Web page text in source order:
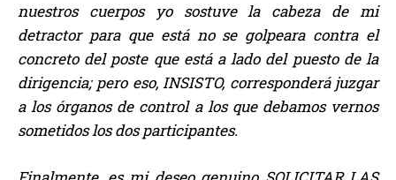
nuestros cuerpos yo sostuve la cabeza de mi
detractor para que está no se golpeara contra el
concreto del poste que está a lado del puesto de la
dirigencia; pero eso, INSISTO, corresponderá juzgar
a los órganos de control a los que debamos vernos
sometidos los dos participantes.